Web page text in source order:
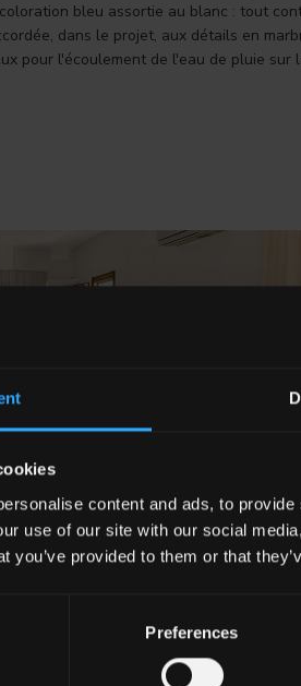
content and ads, to
use of our site with our social
you’ve provided to them or that
Preferences
bleu assortie au blanc : tout
dans le projet, aux détails en
pour l'écoulement de l'eau de pluie sur